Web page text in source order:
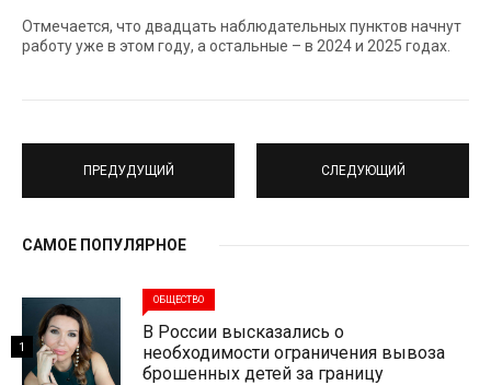
Отмечается, что двадцать наблюдательных пунктов начнут
работу уже в этом году, а остальные – в 2024 и 2025 годах.
ПРЕДУДУЩИЙ СЛЕДУЮЩИЙ
САМОЕ ПОПУЛЯРНОЕ
ОБЩЕСТВО
В России высказались о
необходимости ограничения вывоза
брошенных детей за границу
1